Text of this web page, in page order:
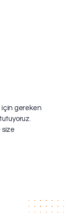
için gereken
size